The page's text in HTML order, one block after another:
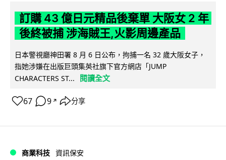
訂購 43 億日元精品後棄單 大阪女 2 年
後終被捕 涉海賊王,火影周邊產品
日本警視廳神田署 8 月 6 日公布，拘捕一名 32 歲大阪女子，
指她涉嫌在出版巨頭集英社旗下官方網店「JUMP
CHARACTERS ST...
閱讀全文
67 9 ↗ 分享
商業科技 資訊保安